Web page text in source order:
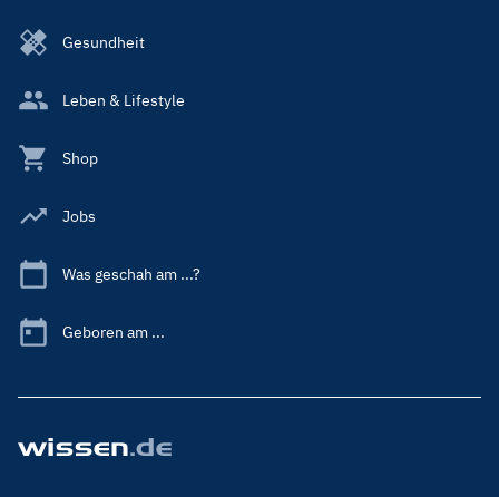
Gesundheit
Leben & Lifestyle
Shop
Jobs
Was geschah am ...?
Geboren am ...